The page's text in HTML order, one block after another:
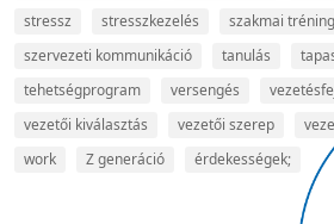
stressz
stresszkezelés szakmai tréning
szervezeti kommunikáció
tanulás
tehetségprogram
versengés
vezetői kiválasztás
vezetői szerep
work
Z generáció érdekességek;